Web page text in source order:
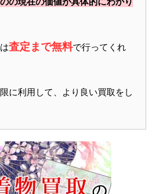
査定まで無料で行ってくれ
に利用して、より良い買取をし